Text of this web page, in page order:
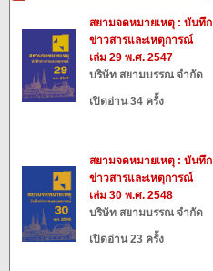
สยามจดหมายเหตุ : บันทึก
ข่าวสารและเหตุการณ์
เล่ม 29 พ.ศ. 2547
บริษัท สยามบรรณ จำกัด
เปิดอ่าน 34 ครั้ง
สยามจดหมายเหตุ : บันทึก
ข่าวสารและเหตุการณ์
เล่ม 30 พ.ศ. 2548
บริษัท สยามบรรณ จำกัด
เปิดอ่าน 23 ครั้ง